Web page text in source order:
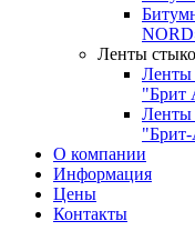
Ленты
Ленты
"Брит
Ленты
О компании
Информация
Цены
Контакты